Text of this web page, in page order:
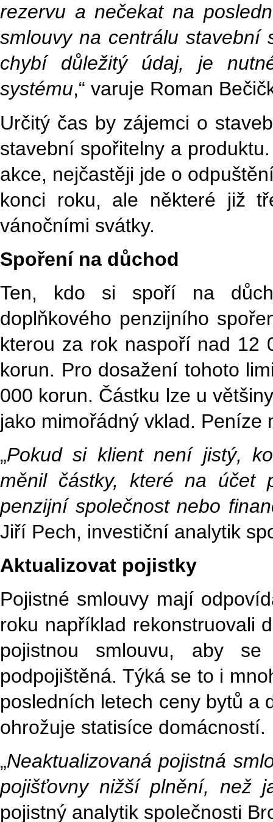
rezervu a nečekat na
smlouvy na centrálu stavební
chybí důležitý údaj, je
systému,“ varuje Roman
Určitý čas by zájemci o
stavební spořitelny a
akce, nejčastěji jde o
konci roku, ale některé již
vánočními svátky.
Spoření na důchod
Ten, kdo si spoří na
doplňkového penzijního
kterou za rok naspoří nad 12
korun. Pro dosažení tohoto
000 korun. Částku lze u
jako mimořádný vklad.
„Pokud si klient není jistý,
měnil částky, které na účet
penzijní společnost nebo
Jiří Pech, investiční analytik
Aktualizovat pojistky
Pojistné smlouvy mají
roku například rekonstruovali
pojistnou smlouvu, aby
podpojištěná. Týká se to i
posledních letech ceny bytů a
ohrožuje statisíce domácností.
„Neaktualizovaná pojistná
pojišťovny nižší plnění, než
pojistný analytik společnosti